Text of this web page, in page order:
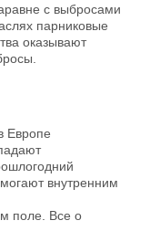
с выбросами
парниковые
оказывают
Европе
внутренним
поле. Все о